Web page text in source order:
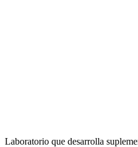
Laboratorio que desarrolla